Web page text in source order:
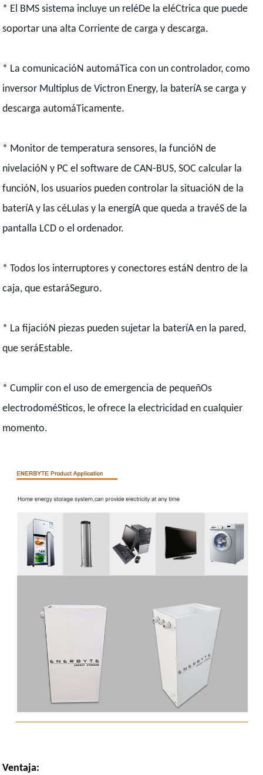
* El BMS sistema incluye un reléDe la eléCtrica que puede
soportar una alta Corriente de carga y descarga.
* La comunicacióN automáTica con un controlador, como
inversor Multiplus de Victron Energy, la bateríA se carga y
descarga automáTicamente.
* Monitor de temperatura sensores, la funcióN de
nivelacióN y PC el software de CAN-BUS, SOC calcular la
funcióN, los usuarios pueden controlar la situacióN de la
bateríA y las céLulas y la energíA que queda a travéS de la
pantalla LCD o el ordenador.
* Todos los interruptores y conectores estáN dentro de la
caja, que estaráSeguro.
* La fijacióN piezas pueden sujetar la bateríA en la pared,
que seráEstable.
* Cumplir con el uso de emergencia de pequeñOs
electrodoméSticos, le ofrece la electricidad en cualquier
momento.
Ventaja: